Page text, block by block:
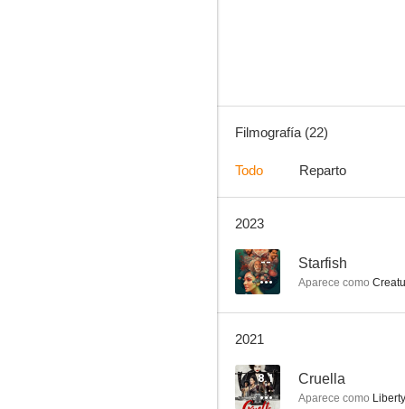
Filmografía (22)
Todo Reparto
2023
-- Starfish
Aparece como
2021
8.1 Cruella
Aparece como